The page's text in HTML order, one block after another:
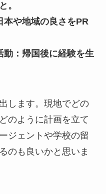
。
本や地域の良さをPR
動：帰国後に経験を生
します。現地でどの
のように計画を立て
ジェントや学校の留
のも良いかと思いま